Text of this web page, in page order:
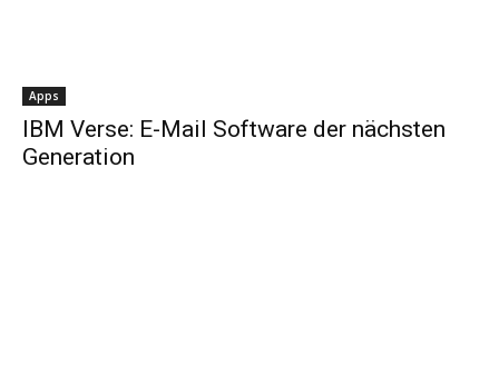
Apps
IBM Verse: E-Mail Software der nächsten
Generation